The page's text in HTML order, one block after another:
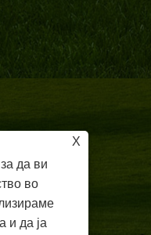
Албатрос
Ашун на Volvo China
X
да ви
во
и да ја